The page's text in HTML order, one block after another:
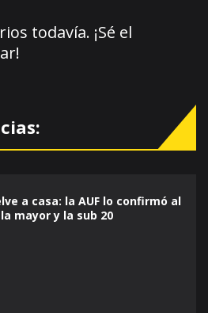
todavía. ¡Sé el
a casa: la AUF lo confirmó al
mayor y la sub 20